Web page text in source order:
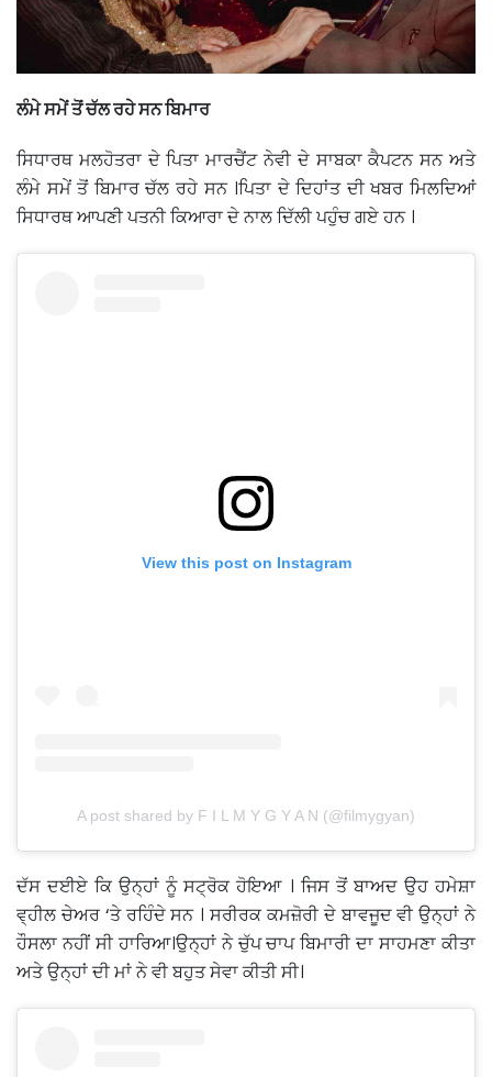
ਲੰਮੇ ਸਮੇਂ ਤੋਂ ਚੱਲ ਰਹੇ ਸਨ ਬਿਮਾਰ
ਸਿਧਾਰਥ ਮਲਹੋਤਰਾ ਦੇ ਪਿਤਾ ਮਾਰਚੈਂਟ ਨੇਵੀ ਦੇ ਸਾਬਕਾ ਕੈਪਟਨ ਸਨ ਅਤੇ
ਲੰਮੇ ਸਮੇਂ ਤੋਂ ਬਿਮਾਰ ਚੱਲ ਰਹੇ ਸਨ ।ਪਿਤਾ ਦੇ ਦਿਹਾਂਤ ਦੀ ਖਬਰ ਮਿਲਦਿਆਂ
ਸਿਧਾਰਥ ਆਪਣੀ ਪਤਨੀ ਕਿਆਰਾ ਦੇ ਨਾਲ ਦਿੱਲੀ ਪਹੁੰਚ ਗਏ ਹਨ ।
View this post on Instagram
A post shared by F I L M Y G Y A N (@filmygyan)
ਦੱਸ ਦਈਏ ਕਿ ਉਨ੍ਹਾਂ ਨੂੰ ਸਟ੍ਰੋਕ ਹੋਇਆ । ਜਿਸ ਤੋਂ ਬਾਅਦ ਉਹ ਹਮੇਸ਼ਾ
ਵ੍ਹੀਲ ਚੇਅਰ ‘ਤੇ ਰਹਿੰਦੇ ਸਨ । ਸਰੀਰਕ ਕਮਜ਼ੋਰੀ ਦੇ ਬਾਵਜੂਦ ਵੀ ਉਨ੍ਹਾਂ ਨੇ
ਹੌਸਲਾ ਨਹੀਂ ਸੀ ਹਾਰਿਆ।ਉਨ੍ਹਾਂ ਨੇ ਚੁੱਪ ਚਾਪ ਬਿਮਾਰੀ ਦਾ ਸਾਹਮਣਾ ਕੀਤਾ
ਅਤੇ ਉਨ੍ਹਾਂ ਦੀ ਮਾਂ ਨੇ ਵੀ ਬਹੁਤ ਸੇਵਾ ਕੀਤੀ ਸੀ।